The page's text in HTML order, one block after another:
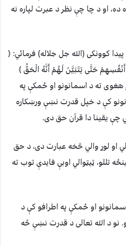
ده، او د چا چې نظر د عبرت لپاره نه
کوونکی (الله جل جلاله) فرمائي: ﴿
أَنْفُسِهِمْ حَتَّى يَتَبَيَّنَ لَهُمْ أَنَّهُ الْحَقُّ ﴾
مونږ هغوی ته د اسمانونو او ځمکې په
کې د خپل قدرت نښې ورښکاره
چې یقینا دا قرآن حق دی.
او لوړ والي څخه عبارت دی، د حق
تللو، ټیټوالي اوبې فایدې توب ته
او ځمکې په اطرافو کې د
د الله تعالی د قدرت نښې څه